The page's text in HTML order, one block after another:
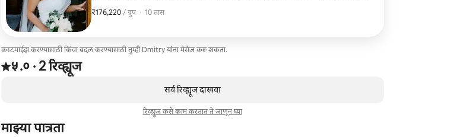
उच्च-गुणवत्तेच्या परिणामाची हमी.
₹176,220 / ग्रुप
₹176,220, प्रति ग्रुप
, · 10 तास
कस्टमाईझ करण्यासाठी किंवा बदल करण्यासाठी तुम्ही Dmitry यांना मेसेज करू शकता.
2 रिव्ह्यूजमधून 5 पैकी ५.० स्टार्स रेटिंग आहे
५.०
,
· 2 रिव्ह्यूज
सर्व रिव्ह्यूज दाखवा
रिव्ह्यूज कसे काम करतात ते जाणून घ्या
माझ्या पात्रता